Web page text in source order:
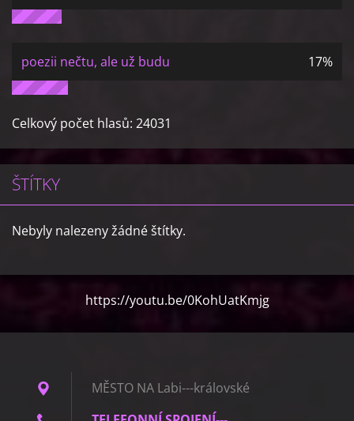
poezii nečtu, ale už budu 17%
Celkový počet hlasů: 24031
ŠTÍTKY
Nebyly nalezeny žádné štítky.
https://youtu.be/0KohUatKmjg
MĚSTO NA Labi---královské